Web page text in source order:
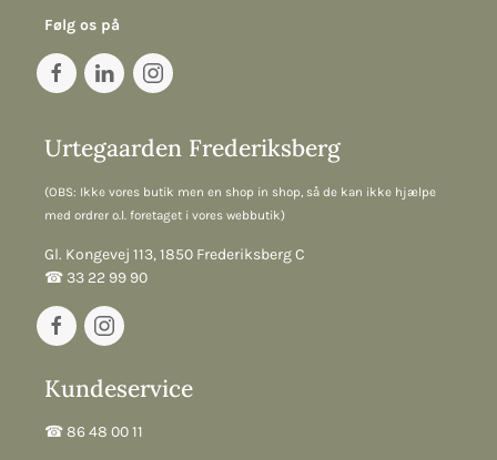
Følg os på
Urtegaarden Frederiksberg
(OBS: Ikke vores butik men en shop in shop, så de kan ikke hjælpe
med ordrer o.l. foretaget i vores webbutik)
Gl. Kongevej 113, 1850 Frederiksberg C
☎︎ 33 22 99 90
Kundeservice
☎︎ 86 48 00 11